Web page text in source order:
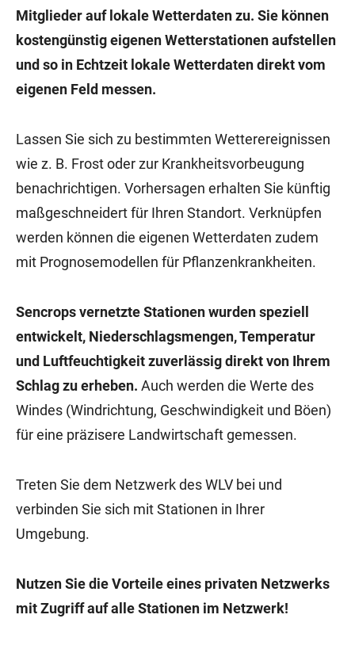
Mitglieder auf lokale Wetterdaten zu. Sie können
kostengünstig eigenen Wetterstationen aufstellen
und so in Echtzeit lokale Wetterdaten direkt vom
eigenen Feld messen.
Lassen Sie sich zu bestimmten Wetterereignissen
wie z. B. Frost oder zur Krankheitsvorbeugung
benachrichtigen. Vorhersagen erhalten Sie künftig
maßgeschneidert für Ihren Standort. Verknüpfen
werden können die eigenen Wetterdaten zudem
mit Prognosemodellen für Pflanzenkrankheiten.
Sencrops vernetzte Stationen wurden speziell
entwickelt, Niederschlagsmengen, Temperatur
und Luftfeuchtigkeit zuverlässig direkt von Ihrem
Schlag zu erheben. Auch werden die Werte des
Windes (Windrichtung, Geschwindigkeit und Böen)
für eine präzisere Landwirtschaft gemessen.
Treten Sie dem Netzwerk des WLV bei und
verbinden Sie sich mit Stationen in Ihrer
Umgebung.
Nutzen Sie die Vorteile eines privaten Netzwerks
mit Zugriff auf alle Stationen im Netzwerk!